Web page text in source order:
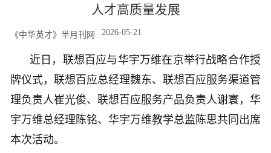
人才高质量发展
《中华英才》半月刊网 2026-05-21
近日，联想百应与华宇万维在京举行战略合作授
牌仪式，联想百应总经理魏东、联想百应服务渠道管
理负责人崔光俊、联想百应服务产品负责人谢寰，华
宇万维总经理陈铭、华宇万维教学总监陈思共同出席
本次活动。